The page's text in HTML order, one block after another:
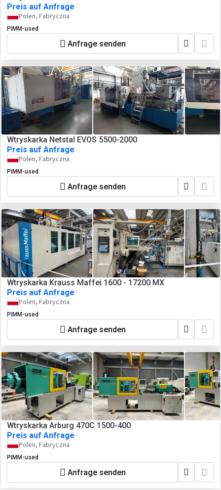
Preis auf Anfrage
Polen, Fabryczna
PIMM-used
Anfrage senden
Wtryskarka Netstal EVOS 5500-2000
Preis auf Anfrage
Polen, Fabryczna
PIMM-used
Anfrage senden
Wtryskarka Krauss Maffei 1600 - 17200 MX
Preis auf Anfrage
Polen, Fabryczna
PIMM-used
Anfrage senden
Wtryskarka Arburg 470C 1500-400
Preis auf Anfrage
Polen, Fabryczna
PIMM-used
Anfrage senden